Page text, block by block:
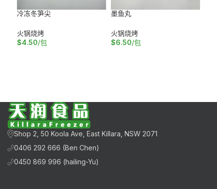
冷冻冬笋尖
火锅烧烤
$4.50/包
墨鱼丸
火锅烧烤
$6.50/包
Shop 2, 50 Koola Ave, East Killara, NSW 2071
0406 292 666 (Ben Chen)
0450 869 996 (hailing-Yu)